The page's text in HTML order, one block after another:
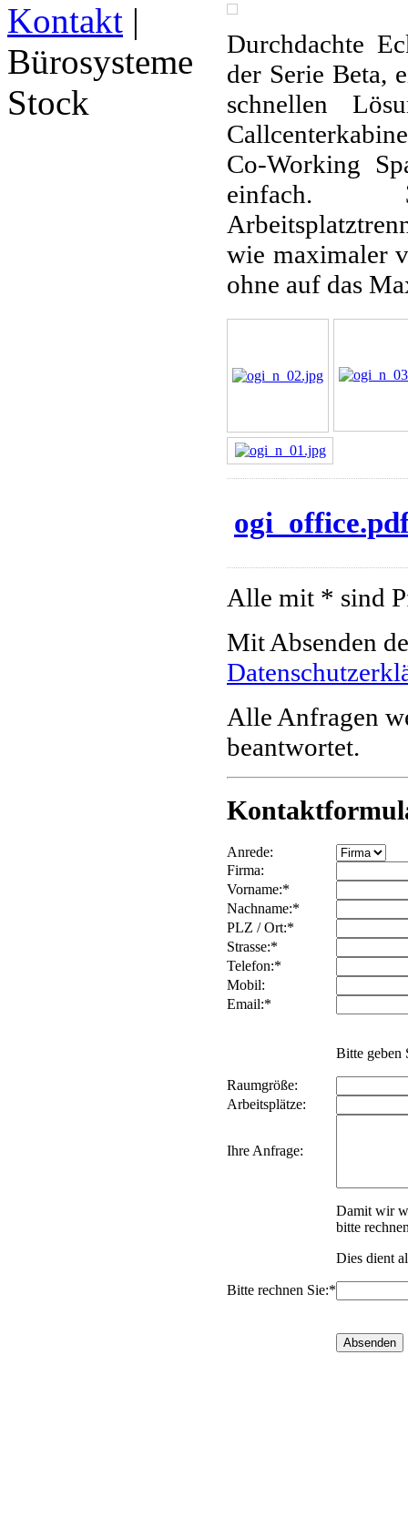
Durchdachte
der Serie Beta,
schnellen
Co-Working
einfach.
wie maximaler
ohne auf das
Alle mit * sind
Mit Absenden
Alle Anfragen
beantwortet.
Anrede:
Firma:
Vorname:*
Nachname:*
PLZ / Ort:*
Strasse:*
Telefon:*
Mobil:
Email:*
Bitte geben
Raumgröße:
Arbeitsplätze:
Ihre Anfrage:
Damit wir
bitte
Dies dient
Bitte rechnen Sie:*
Kontakt |
Bürosysteme
Stock